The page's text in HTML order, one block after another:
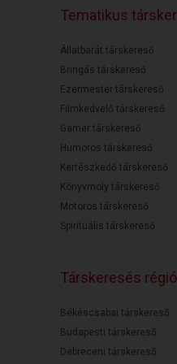
Tematikus
Állatbarát társkereső
Bringás társkereső
Ezermester társkereső
Filmkedvelő társkereső
Gamer társkereső
Humoros társkereső
Kertészkedő társkereső
Könyvmoly társkereső
Motoros társkereső
Spirituális társkereső
Társkeresés
Békéscsabai társkereső
Budapesti társkereső
Debreceni társkereső